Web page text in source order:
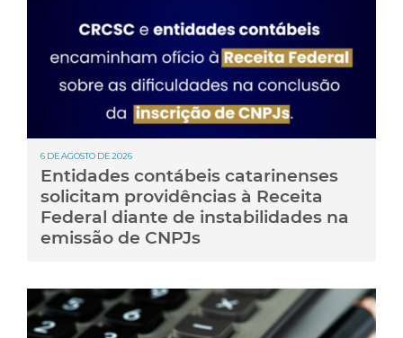
6 DE AGOSTO DE 2026
Entidades contábeis catarinenses
solicitam providências à Receita
Federal diante de instabilidades na
emissão de CNPJs